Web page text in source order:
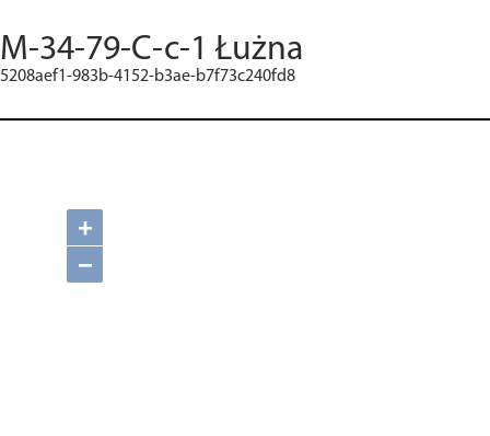
M-34-79-C-c-1 Łużna
5208aef1-983b-4152-b3ae-b7f73c240fd8
+
−